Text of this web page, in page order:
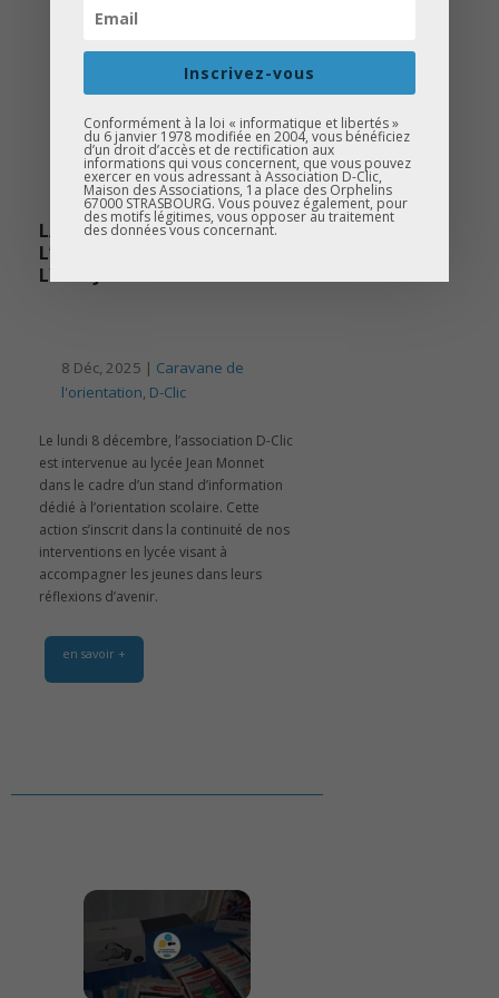
LA CARAVANE DE
L’ORIENTATION – STAND AU
LYCÉE JEAN MONNET
8 Déc, 2025 | Caravane de
l'orientation, D-Clic
Le lundi 8 décembre, l’association D-Clic
est intervenue au lycée Jean Monnet
dans le cadre d’un stand d’information
dédié à l’orientation scolaire. Cette
action s’inscrit dans la continuité de nos
interventions en lycée visant à
accompagner les jeunes dans leurs
réflexions d’avenir.
en savoir +
Inscrivez-vous
Conformément à la loi « informatique et libertés »
du 6 janvier 1978 modifiée en 2004, vous bénéficiez
d’un droit d’accès et de rectification aux
informations qui vous concernent, que vous pouvez
exercer en vous adressant à Association D-Clic,
Maison des Associations, 1a place des Orphelins
67000 STRASBOURG. Vous pouvez également, pour
des motifs légitimes, vous opposer au traitement
des données vous concernant.